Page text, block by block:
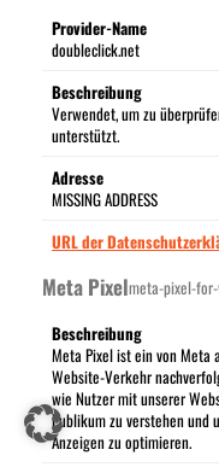
Provider-Name
doubleclick.net
Beschreibung
Verwendet, um zu
unterstützt.
Adresse
MISSING ADDRESS
URL der
Meta Pixelmeta-pixel-
Beschreibung
Meta Pixel ist ein von Meta
Website-Verkehr
wie Nutzer mit unserer
Publikum zu verstehen und
Anzeigen zu optimieren.